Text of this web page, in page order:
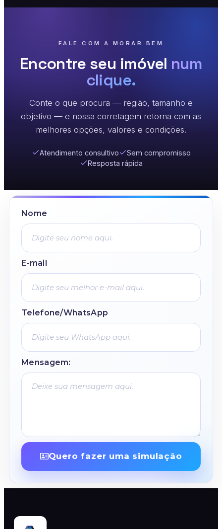
FALE COM A MORAR BEM
Encontre seu imóvel num
clique.
Conte o que procura — região, tamanho e
objetivo — e nossa corretagem retorna com as
melhores opções, valores e condições.
Atendimento consultivo
Sem compromisso
Resposta rápida
Nome
E-mail
Telefone/WhatsApp
Mensagem:
Quero fazer uma simulação